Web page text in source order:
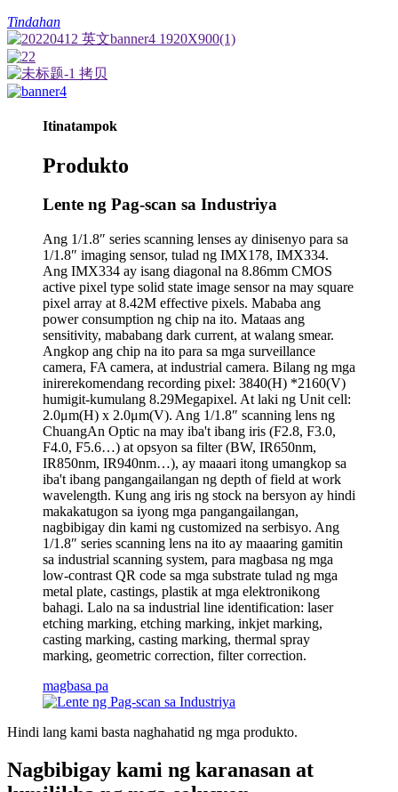
Tindahan
Itinatampok
Produkto
Lente ng Pag-scan sa Industriya
Ang 1/1.8″ series scanning lenses ay dinisenyo para sa
1/1.8″ imaging sensor, tulad ng IMX178, IMX334.
Ang IMX334 ay isang diagonal na 8.86mm CMOS
active pixel type solid state image sensor na may square
pixel array at 8.42M effective pixels. Mababa ang
power consumption ng chip na ito. Mataas ang
sensitivity, mababang dark current, at walang smear.
Angkop ang chip na ito para sa mga surveillance
camera, FA camera, at industrial camera. Bilang ng mga
inirerekomendang recording pixel: 3840(H) *2160(V)
humigit-kumulang 8.29Megapixel. At laki ng Unit cell:
2.0μm(H) x 2.0μm(V). Ang 1/1.8″ scanning lens ng
ChuangAn Optic na may iba't ibang iris (F2.8, F3.0,
F4.0, F5.6…) at opsyon sa filter (BW, IR650nm,
IR850nm, IR940nm…), ay maaari itong umangkop sa
iba't ibang pangangailangan ng depth of field at work
wavelength. Kung ang iris ng stock na bersyon ay hindi
makakatugon sa iyong mga pangangailangan,
nagbibigay din kami ng customized na serbisyo. Ang
1/1.8″ series scanning lens na ito ay maaaring gamitin
sa industrial scanning system, para magbasa ng mga
low-contrast QR code sa mga substrate tulad ng mga
metal plate, castings, plastik at mga elektronikong
bahagi. Lalo na sa industrial line identification: laser
etching marking, etching marking, inkjet marking,
casting marking, casting marking, thermal spray
marking, geometric correction, filter correction.
magbasa pa
Hindi lang kami basta naghahatid ng mga produkto.
Nagbibigay kami ng karanasan at